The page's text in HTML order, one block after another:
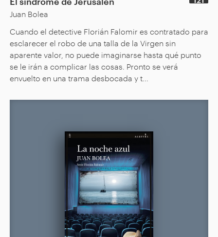
Juan Bolea
Cuando el detective Florián Falomir es contratado para
esclarecer el robo de una talla de la Virgen sin
aparente valor, no puede imaginarse hasta qué punto
se le irán a complicar las cosas. Pronto se verá
envuelto en una trama desbocada y t...